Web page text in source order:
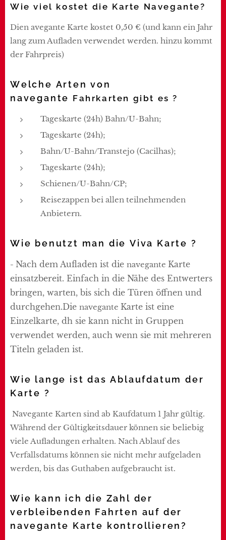
Wie viel kostet die Karte Navegante?
Dien avegante Karte kostet 0,50 € (und kann ein Jahr
lang zum Aufladen verwendet werden. hinzu kommt
der Fahrpreis)
Welche Arten von
navegante Fahrkarten gibt es ?
Tageskarte (24h) Bahn/U-Bahn;
Tageskarte (24h);
Bahn/U-Bahn/Transtejo (Cacilhas);
Tageskarte (24h);
Schienen/U-Bahn/CP;
Reisezappen bei allen teilnehmenden
Anbietern.
Wie benutzt man die Viva Karte ?
- Nach dem Aufladen ist die navegante Karte
einsatzbereit. Einfach in die Nähe des Entwerters
bringen, warten, bis sich die Türen öffnen und
durchgehen.Die navegante Karte ist eine
Einzelkarte, dh sie kann nicht in Gruppen
verwendet werden, auch wenn sie mit mehreren
Titeln geladen ist.
Wie lange ist das Ablaufdatum der
Karte ?
Navegante Karten sind ab Kaufdatum 1 Jahr gültig.
Während der Gültigkeitsdauer können sie beliebig
viele Aufladungen erhalten. Nach Ablauf des
Verfallsdatums können sie nicht mehr aufgeladen
werden, bis das Guthaben aufgebraucht ist.
Wie kann ich die Zahl der
verbleibenden Fahrten auf der
navegante Karte kontrollieren?